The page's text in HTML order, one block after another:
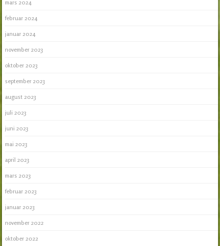
mars 2024
februar 2024
januar 2024
november 2023
oktober 2023
september 2023
august 2023
juli 2023
juni 2023
mai 2023
april 2023
mars 2023
februar 2023
januar 2023
november 2022
oktober 2022